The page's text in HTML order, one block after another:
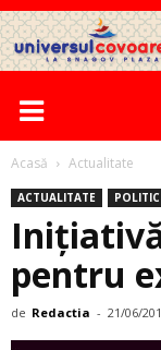
Acasă Actualitate
ACTUALITATE POLITIC
pentru
de Redactia - 21/06/